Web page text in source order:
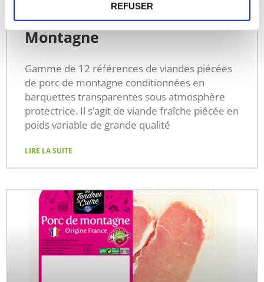
REFUSER
Viandes piécées de Porc de
Montagne
Gamme de 12 références de viandes piécées
de porc de montagne conditionnées en
barquettes transparentes sous atmosphère
protectrice. Il s’agit de viande fraîche piécée en
poids variable de grande qualité
LIRE LA SUITE